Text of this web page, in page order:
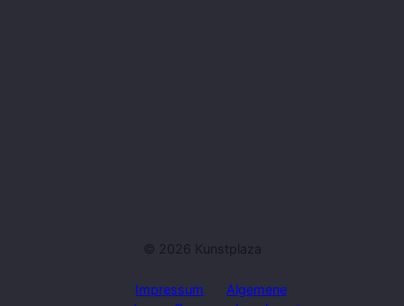
© 2026 Kunstplaza
Impressum
Algemene